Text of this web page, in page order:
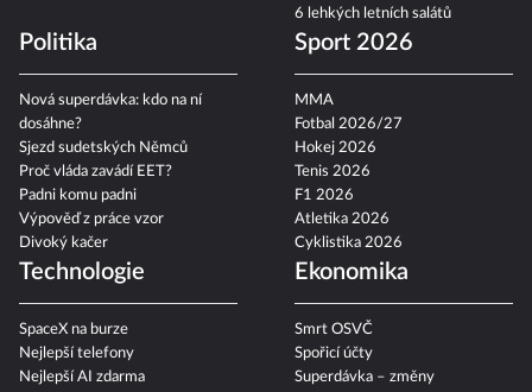
6 lehkých letních salátů
Politika
Nová superdávka: kdo na ní
dosáhne?
Sjezd sudetských Němců
Proč vláda zavádí EET?
Padni komu padni
Výpověď z práce vzor
Divoký kačer
Sport 2026
MMA
Fotbal 2026/27
Hokej 2026
Tenis 2026
F1 2026
Atletika 2026
Cyklistika 2026
Technologie
SpaceX na burze
Nejlepší telefony
Nejlepší AI zdarma
Ekonomika
Smrt OSVČ
Spořicí účty
Superdávka – změny